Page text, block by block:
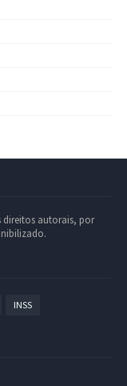
direitos autorais, por
INSS